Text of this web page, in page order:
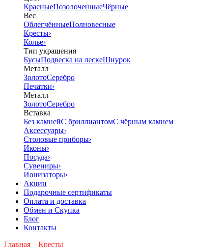
КрасныеПозолоченныеЧёрные
Вес
ОблегчённыеПолновесные
Кресты›
Колье›
Тип украшения
БусыПодвеска на лескеШнурок
Металл
ЗолотоСеребро
Печатки›
Металл
ЗолотоСеребро
Вставка
Без камнейС бриллиантомС чёрным камнем
Аксессуары›
Столовые приборы›
Иконы›
Посуда›
Сувениры›
Ионизаторы›
Акции
Подарочные сертификаты
Оплата и доставка
Обмен и Скупка
Блог
Контакты
Главная
Кресты